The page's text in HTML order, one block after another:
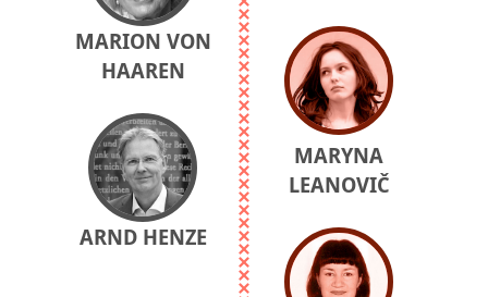
MARION VON
HAAREN
ARND HENZE
MARYNA
LEANOVIČ